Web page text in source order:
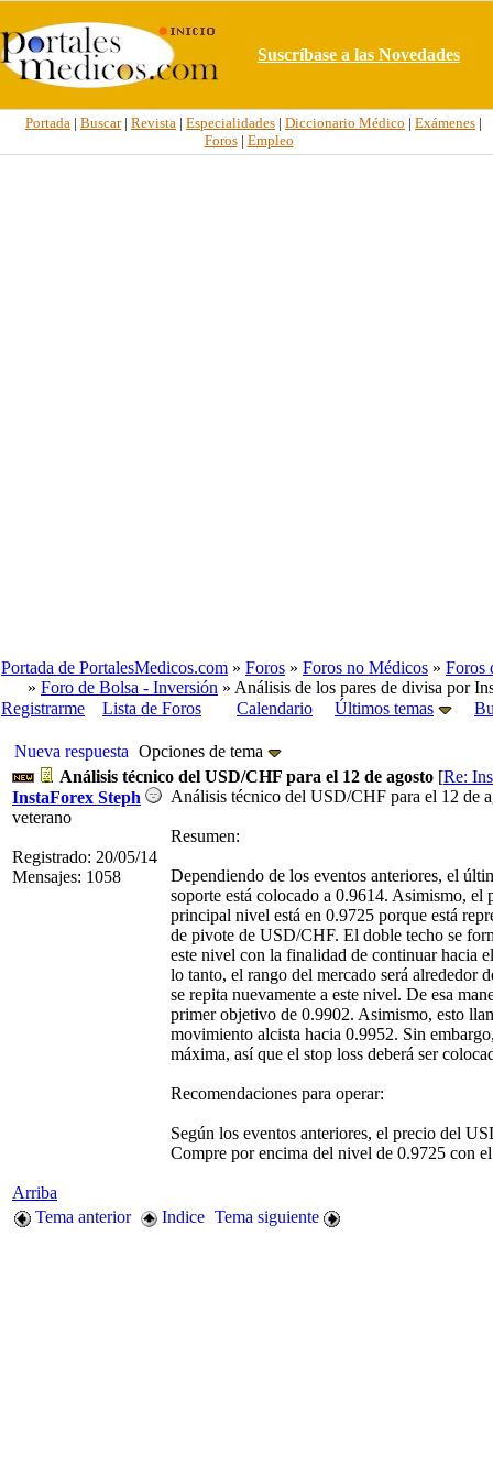
Suscríbase a las Novedades
Portada | Buscar| Revista | Especialidades | Diccionario Médico | Exámenes |
Foros| Empleo
Portada de PortalesMedicos.com » Foros » Foros no Médicos » Foros
» Foro de Bolsa - Inversión » Análisis de los pares de divisa por
Registrarme
Lista de Foros Calendario Últimos temas
Nueva respuesta Opciones de tema
Análisis técnico del USD/CHF para el 12 de agosto [Re:
InstaForex Steph
veterano
Registrado: 20/05/14
Mensajes: 1058
Análisis técnico del USD/CHF para el 12 de
Resumen:
Dependiendo de los eventos anteriores, el
soporte está colocado a 0.9614. Asimismo,
principal nivel está en 0.9725 porque está
de pivote de USD/CHF. El doble techo se
este nivel con la finalidad de continuar hacia
lo tanto, el rango del mercado será alrededor
se repita nuevamente a este nivel. De esa
primer objetivo de 0.9902. Asimismo, esto
movimiento alcista hacia 0.9952. Sin
máxima, así que el stop loss deberá ser
Recomendaciones para operar:
Según los eventos anteriores, el precio del
Compre por encima del nivel de 0.9725 con
Arriba
Tema anterior
Indice Tema siguiente